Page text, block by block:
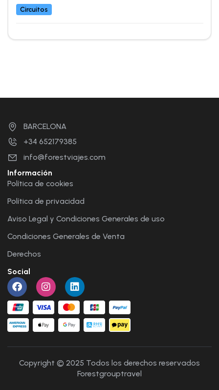
Circuitos
BARCELONA
+34 652179385
info@forestviajes.com
Información
Política de cookies
Política de privacidad
Aviso Legal y Condiciones Generales de uso
Condiciones Generales de Venta
Derechos
Social
Copyright © 2025 Todos los derechos reservados
Forestgrouptravel